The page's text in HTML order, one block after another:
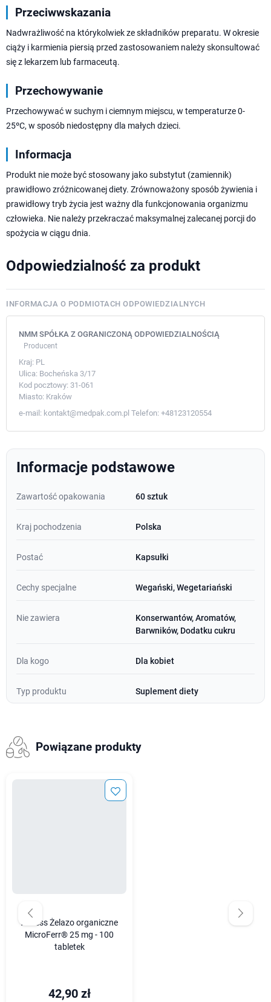
Przeciwwskazania
Nadwrażliwość na którykolwiek ze składników preparatu. W okresie
ciąży i karmienia piersią przed zastosowaniem należy skonsultować
się z lekarzem lub farmaceutą.
Przechowywanie
Przechowywać w suchym i ciemnym miejscu, w temperaturze 0-
25ºC, w sposób niedostępny dla małych dzieci.
Informacja
Produkt nie może być stosowany jako substytut (zamiennik)
prawidłowo zróżnicowanej diety. Zrównoważony sposób żywienia i
prawidłowy tryb życia jest ważny dla funkcjonowania organizmu
człowieka. Nie należy przekraczać maksymalnej zalecanej porcji do
spożycia w ciągu dnia.
Odpowiedzialność za produkt
INFORMACJA O PODMIOTACH ODPOWIEDZIALNYCH
NMM SPÓŁKA Z OGRANICZONĄ ODPOWIEDZIALNOŚCIĄ
Producent
Kraj: PL
Ulica: Bocheńska 3/17
Kod pocztowy: 31-061
Miasto: Kraków
e-mail: kontakt@medpak.com.pl Telefon: +48123120554
Informacje podstawowe
Zawartość opakowania 60 sztuk
Kraj pochodzenia Polska
Postać Kapsułki
Cechy specjalne Wegański, Wegetariański
Nie zawiera
Konserwantów, Aromatów,
Barwników, Dodatku cukru
Dla kogo Dla kobiet
Typ produktu Suplement diety
Powiązane produkty
Aliness Żelazo organiczne
MicroFerr® 25 mg - 100
tabletek
42,90 zł